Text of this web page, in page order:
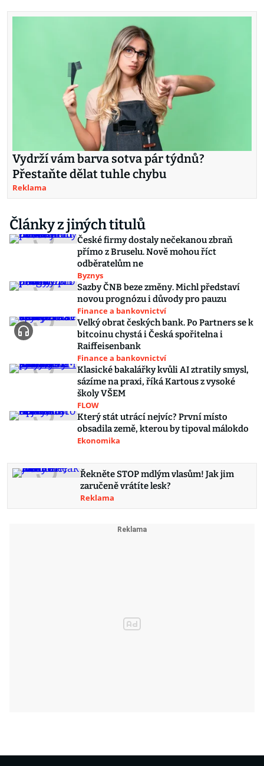
Vydrží vám barva sotva pár týdnů?
Přestaňte dělat tuhle chybu
Reklama
Články z jiných titulů
České firmy dostaly nečekanou zbraň
přímo z Bruselu. Nově mohou říct
odběratelům ne
Byznys
Sazby ČNB beze změny. Michl představí
novou prognózu i důvody pro pauzu
Finance a bankovnictví
Velký obrat českých bank. Po Partners se k
bitcoinu chystá i Česká spořitelna i
Raiffeisenbank
Finance a bankovnictví
Klasické bakalářky kvůli AI ztratily smysl,
sázíme na praxi, říká Kartous z vysoké
školy VŠEM
FLOW
Který stát utrácí nejvíc? První místo
obsadila země, kterou by tipoval málokdo
Ekonomika
Řekněte STOP mdlým vlasům! Jak jim
zaručeně vrátíte lesk?
Reklama